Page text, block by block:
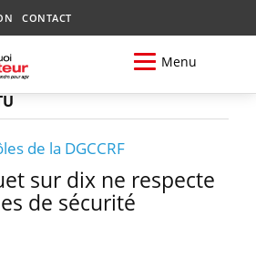
CONTACT
Menu
de la DGCCRF
sur dix ne respecte
de sécurité